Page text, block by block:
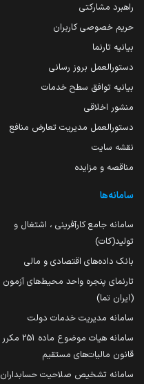
راهبرد مشارکتی
حریم خصوصی کاربران
بیانیه تارنما
دستورالعمل بروز رسانی
بیانیه توافق سطح خدمات
منشور اخلاقی
دستورالعمل مدیریت تعارض منافع
نقشه سایت
مناقصه و مزایده
سامانه‌ها
سامانه جامع کارآفرینی ، اشتغال و
تولید(کات)
بانک داده‌های اقتصادی و مالی
تارنمای پنجره واحد محیط‌های آزمون
(ایران تما)
سامانه مدیریت خدمات دولت
سامانه هیات موضوع ماده 251 مکرر
قانون مالیات‌های مستقیم
سامانه تشخیص صلاحیت حسابداران